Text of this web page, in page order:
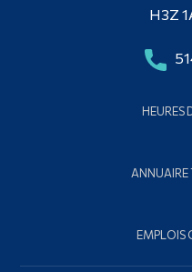
H3Z
HEURES
ANNUAIRE
EMPLOIS